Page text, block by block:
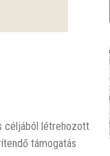
céljából létrehozott
támogatás